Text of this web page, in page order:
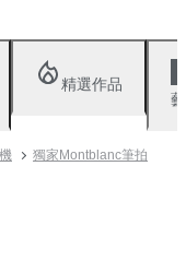
精選作品
獨家Montblanc筆拍